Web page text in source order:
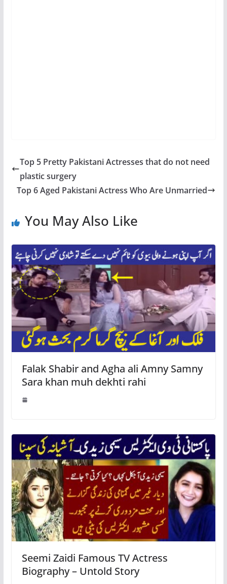
Top 5 Pretty Pakistani Actresses that do not need
plastic surgery
Top 6 Aged Pakistani Actress Who Are Unmarried
You May Also Like
Falak Shabir and Agha ali Amny Samny
Sara khan muh dekhti rahi
Seemi Zaidi Famous TV Actress
Biography – Untold Story